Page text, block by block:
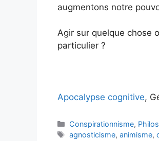
augmentons notre
Agir sur quelque chose
particulier ?
Apocalypse cognitive,
Catégories
Conspirationnisme,
Étiquettes
agnosticisme,animisme,